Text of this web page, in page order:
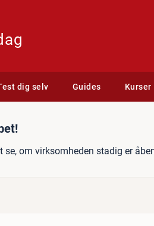
dig selv Guides Kurser
i føtex
se, om virksomheden stadig er